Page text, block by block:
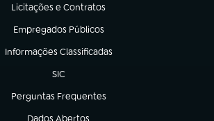
Licitações e Contratos
(abre em nova aba)
Empregados Públicos
(abre em nova aba)
Informações Classificadas
(abre em nova aba)
SIC
(abre em nova aba)
Perguntas Frequentes
(abre em nova aba)
Dados Abertos